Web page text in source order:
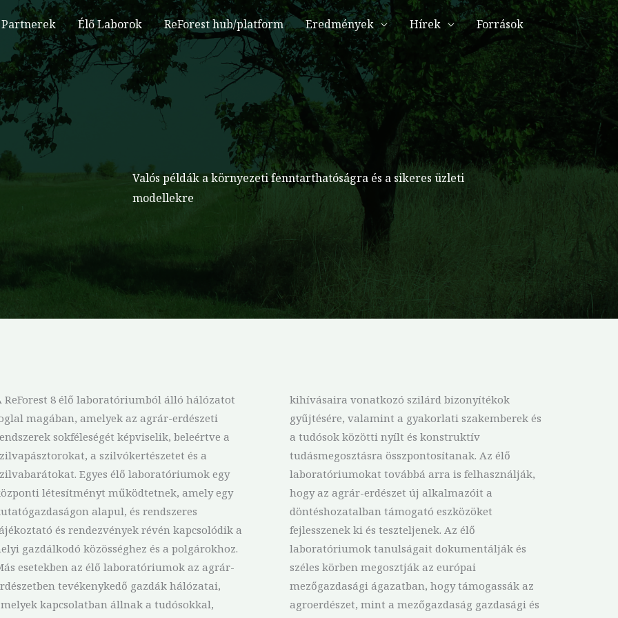
Partnerek Élő Laborok ReForest hub/platform Eredmények Hírek
Források
Valós példák a környezeti fenntarthatóságra és a sikeres üzleti
modellekre
ReForest 8 élő laboratóriumból álló hálózatot
magában, amelyek az agrár-erdészeti
sokféleségét képviselik, beleértve a
a szilvókertészetet és a
Egyes élő laboratóriumok egy
létesítményt működtetnek, amely egy
alapul, és rendszeres
és rendezvények révén kapcsolódik a
gazdálkodó közösséghez és a polgárokhoz.
esetekben az élő laboratóriumok az agrár-
tevékenykedő gazdák hálózatai,
kapcsolatban állnak a tudósokkal,
vonatkozó szilárd bizonyítékok
valamint a gyakorlati szakemberek és
tudósok közötti nyílt és konstruktív
összpontosítanak. Az élő
továbbá arra is felhasználják,
az agrár-erdészet új alkalmazóit a
támogató eszközöket
ki és teszteljenek. Az élő
tanulságait dokumentálják és
körben megosztják az európai
ágazatban, hogy támogassák az
mint a mezőgazdaság gazdasági és